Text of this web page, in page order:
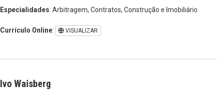
Especialidades: Arbitragem, Contratos, Construção e Imobiliário
Currículo Online: VISUALIZAR
Ivo Waisberg